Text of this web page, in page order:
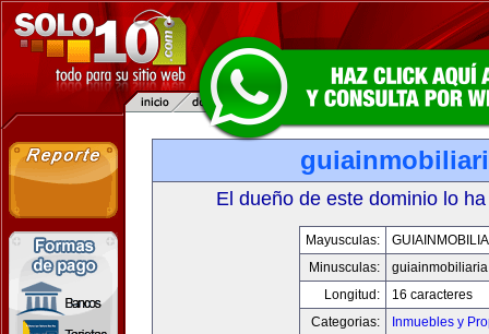
El dueño de este dominio lo
Mayusculas:
Minusculas:
Longitud:
16 caracteres
Categorias:
Inmuebles y